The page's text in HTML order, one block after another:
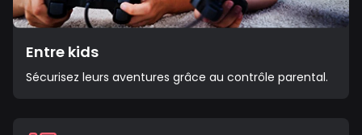
Entre kids
Sécurisez leurs aventures grâce au contrôle parental.